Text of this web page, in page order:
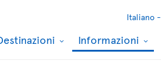
Italiano -
Informazioni